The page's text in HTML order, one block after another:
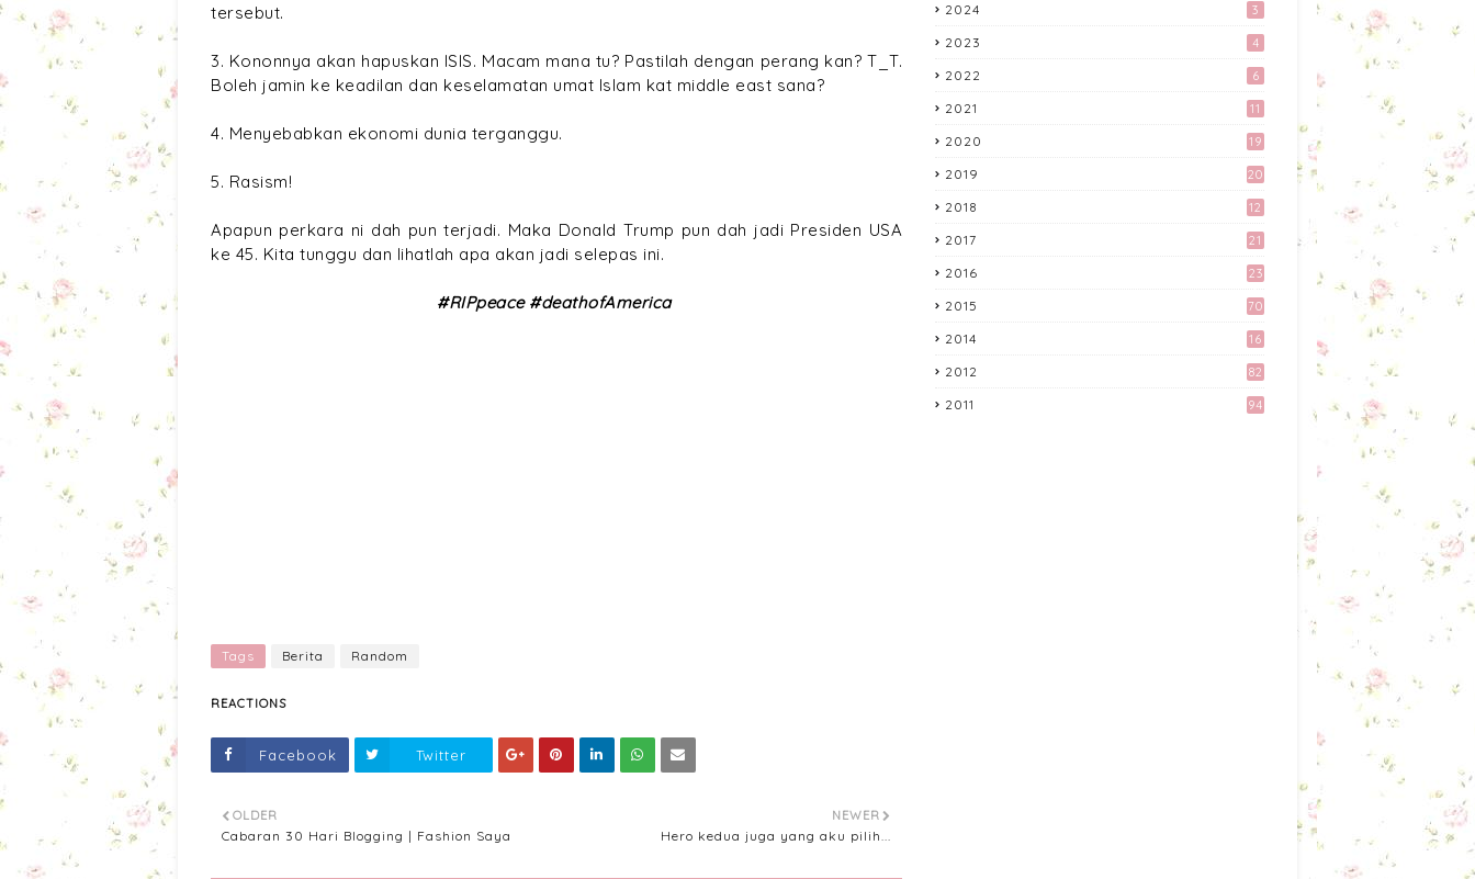
tersebut.
3. Kononnya akan hapuskan ISIS. Macam mana tu? Pastilah dengan perang kan? T_T.
Boleh jamin ke keadilan dan keselamatan umat Islam kat middle east sana?
4. Menyebabkan ekonomi dunia terganggu.
5. Rasism!
Apapun perkara ni dah pun terjadi. Maka Donald Trump pun dah jadi Presiden USA
ke 45. Kita tunggu dan lihatlah apa akan jadi selepas ini.
#RIPpeace #deathofAmerica
Tags Berita Random
REACTIONS
Facebook Twitter
NEWER
Hero kedua juga yang aku pilih...
OLDER
Cabaran 30 Hari Blogging | Fashion Saya
Kali Pertama Tempah Header
2024 3
2023 4
2022 6
2021 11
2020 19
2019 20
2018
12
2017
21
2016
23
2015 70
2014 16
2012 82
2011 94